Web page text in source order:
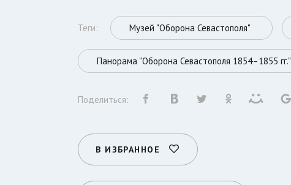
Теги: Музей "Оборона Севастополя"
Панорама "Оборона Севастополя 1854–1855 гг."
Поделиться:
В ИЗБРАННОЕ